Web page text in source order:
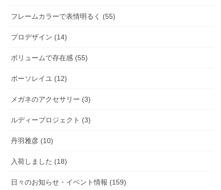
フレームカラーで表情明るく (55)
プロデザイン (14)
ボリュームで存在感 (55)
ボーソレイユ (12)
メガネのアクセサリー (3)
ルディープロジェクト (3)
丹羽雅彦 (10)
入荷しました (18)
日々のお知らせ・イベント情報 (159)